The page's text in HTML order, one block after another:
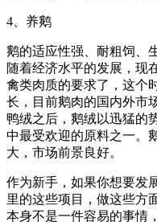
4、养鹅
鹅的适应性强、耐粗饲、
随着经济水平的发展，现
禽类肉质的要求了，这个
长，目前鹅肉的国内外市
鸭绒之后，鹅绒以迅猛的
中最受欢迎的原料之一。
大，市场前景良好。
作为新手，如果你想要发
里的这些项目，做这些方
本身不是一件容易的事情